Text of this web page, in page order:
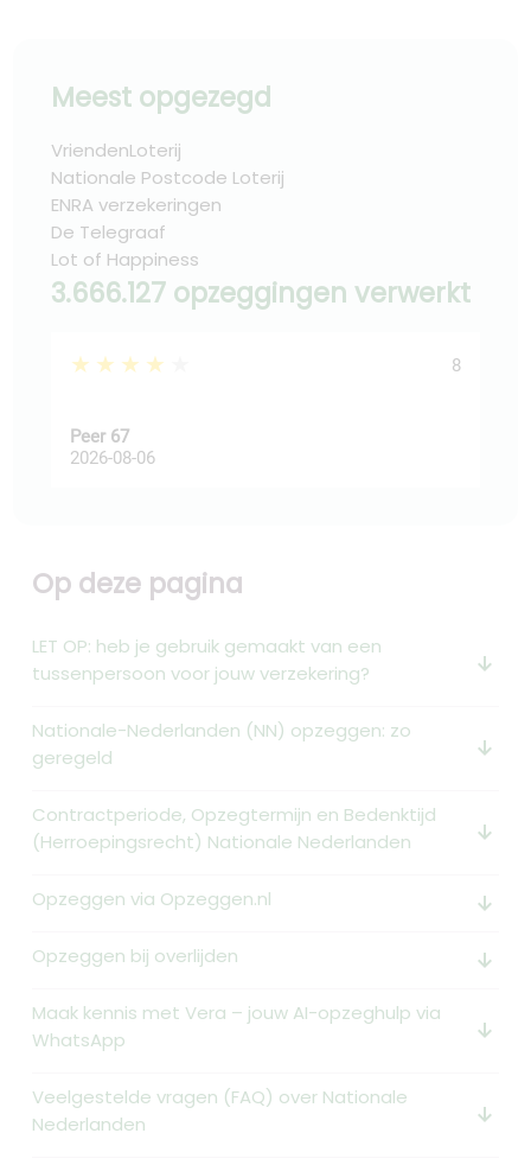
Meest opgezegd
VriendenLoterij
Nationale Postcode Loterij
ENRA verzekeringen
De Telegraaf
Lot of Happiness
3.666.127 opzeggingen verwerkt
★★★★★ 8
Peer 67
2026-08-06
Op deze pagina
LET OP: heb je gebruik gemaakt van een
tussenpersoon voor jouw verzekering?
arrow_downward_alt
Nationale-Nederlanden (NN) opzeggen: zo
geregeld
arrow_downward_alt
Contractperiode, Opzegtermijn en Bedenktijd
(Herroepingsrecht) Nationale Nederlanden
arrow_downward_alt
Opzeggen via Opzeggen.nl arrow_downward_alt
Opzeggen bij overlijden arrow_downward_alt
Maak kennis met Vera – jouw AI-opzeghulp via
WhatsApp
arrow_downward_alt
Veelgestelde vragen (FAQ) over Nationale
Nederlanden
arrow_downward_alt